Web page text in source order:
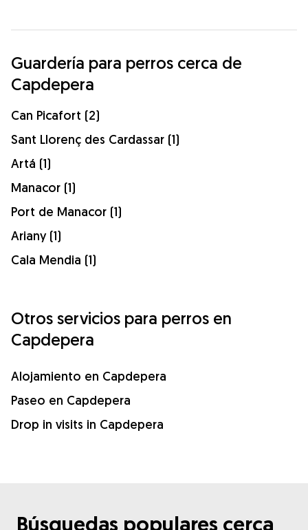
Guardería para perros cerca de
Capdepera
Can Picafort (2)
Sant Llorenç des Cardassar (1)
Artá (1)
Manacor (1)
Port de Manacor (1)
Ariany (1)
Cala Mendia (1)
Otros servicios para perros en
Capdepera
Alojamiento en Capdepera
Paseo en Capdepera
Drop in visits in Capdepera
Búsquedas populares cerca